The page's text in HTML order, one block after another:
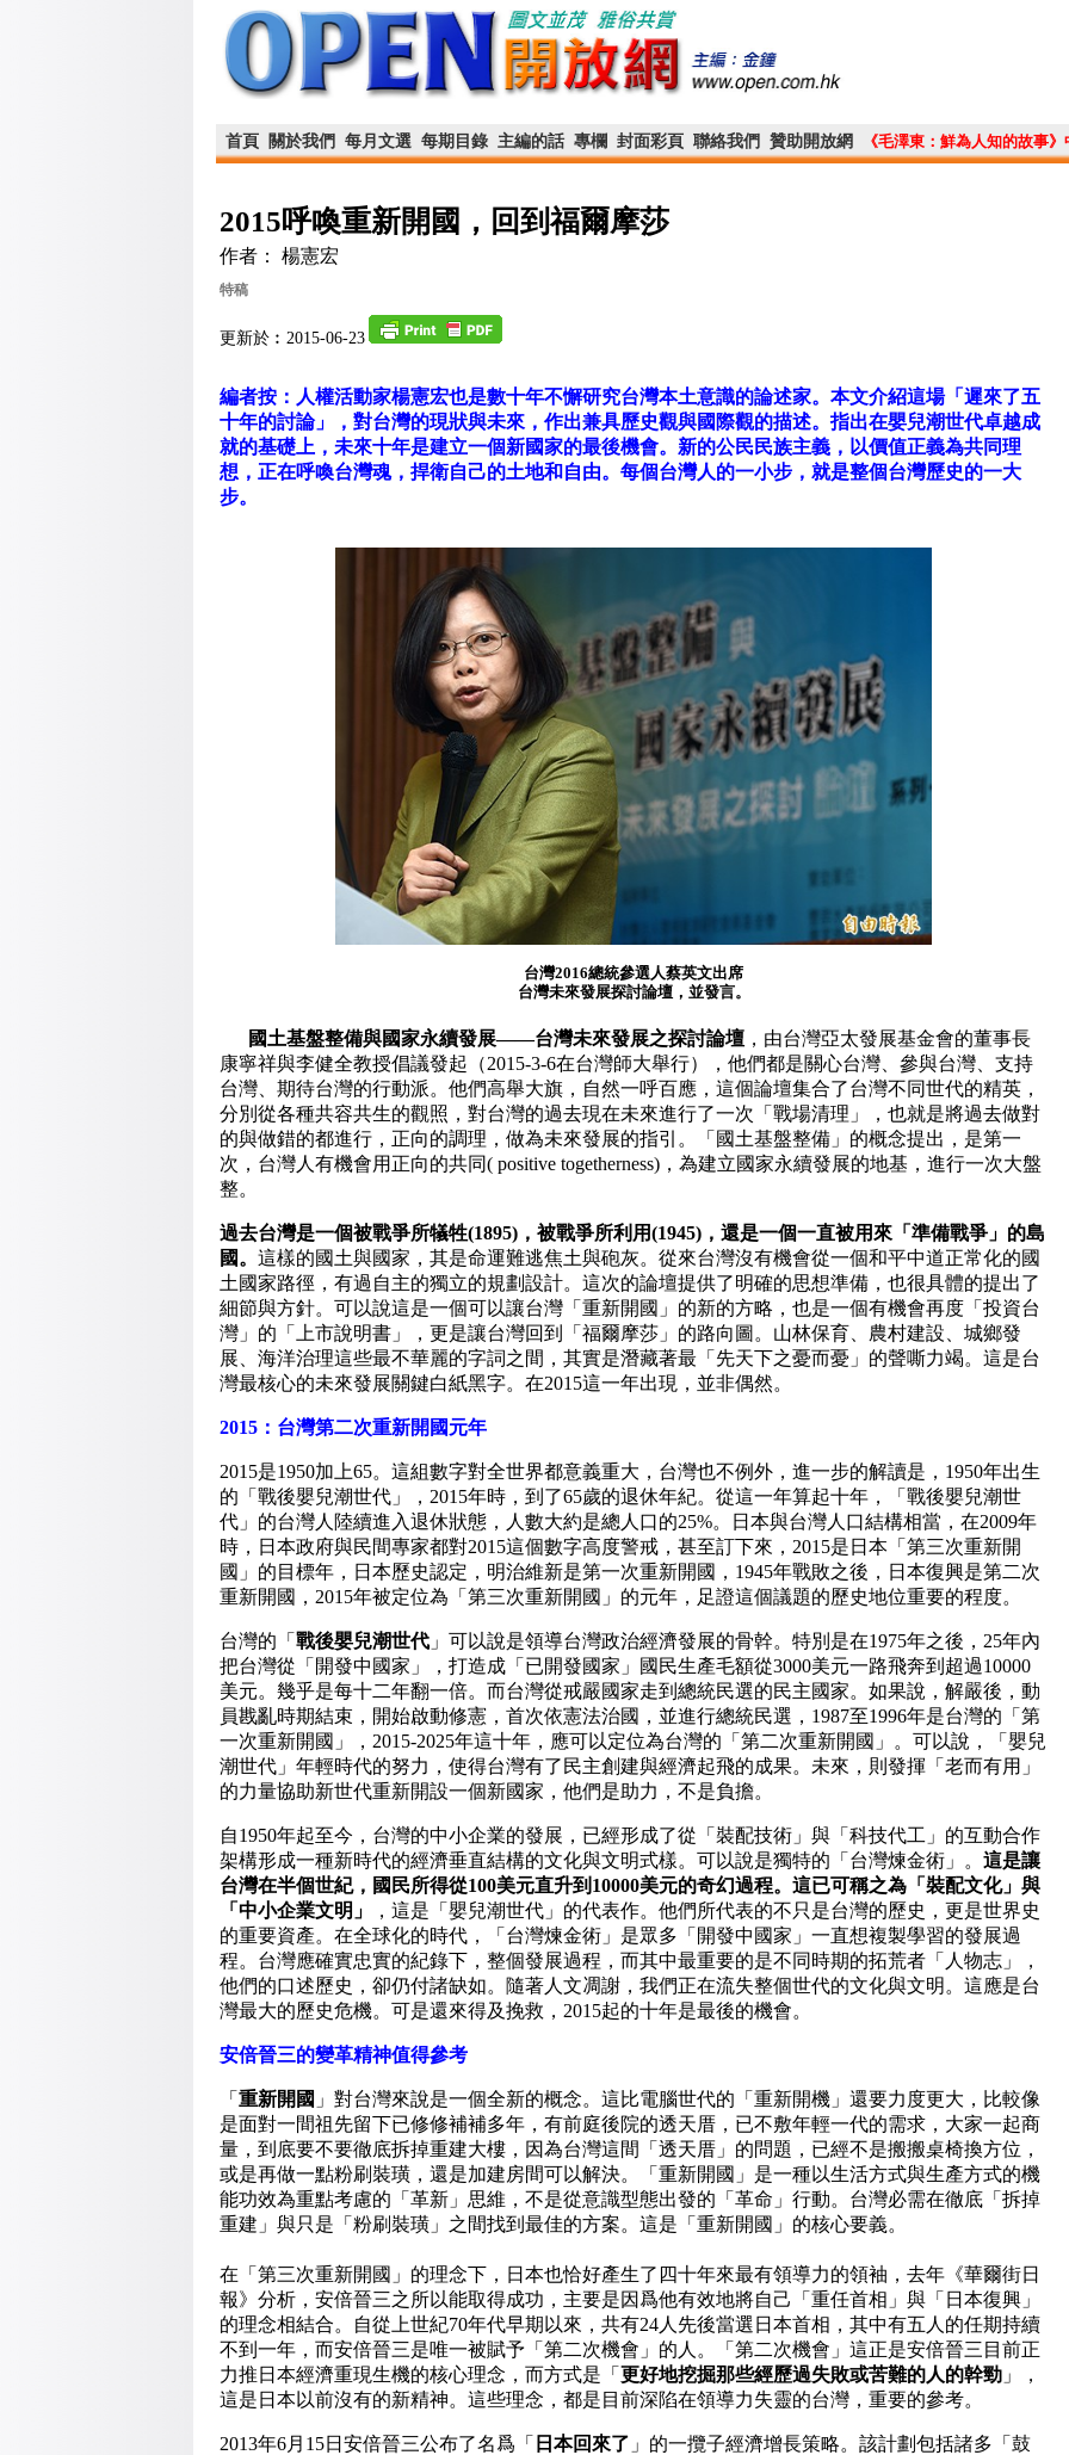
首頁 關於我們 每月文選 每期目錄 主編的話 專欄 封面彩頁 聯絡我們 贊助開放網 《毛澤東：鮮為人知的故事
2015呼喚重新開國，回到福爾摩莎
作者： 楊憲宏
特稿
更新於︰2015-06-23
編者按：人權活動家楊憲宏也是數十年不懈研究台灣本土意識的論述家。本文介紹這場「遲來了五
十年的討論」，對台灣的現狀與未來，作出兼具歷史觀與國際觀的描述。指出在嬰兒潮世代卓越成
就的基礎上，未來十年是建立一個新國家的最後機會。新的公民民族主義，以價值正義為共同理
想，正在呼喚台灣魂，捍衛自己的土地和自由。每個台灣人的一小步，就是整個台灣歷史的一大
步。
台灣2016總統參選人蔡英文出席
台灣未來發展探討論壇，並發言。
國土基盤整備與國家永續發展——台灣未來發展之探討論壇 ，由台灣亞太發展基金會的董事長
康寧祥與李健全教授倡議發起（2015-3-6在台灣師大舉行），他們都是關心台灣、參與台灣、支持
台灣、期待台灣的行動派。他們高舉大旗，自然一呼百應，這個論壇集合了台灣不同世代的精英，
分別從各種共容共生的觀照，對台灣的過去現在未來進行了一次「戰場清理」，也就是將過去做對
的與做錯的都進行，正向的調理，做為未來發展的指引。「國土基盤整備」的概念提出，是第一
次，台灣人有機會用正向的共同( positive togetherness)，為建立國家永續發展的地基，進行一次大盤
整。
過去台灣是一個被戰爭所犠牲(1895) ，被戰爭所利用(1945) ，還是一個一直被用來「準備戰爭」的島
國。 這樣的國土與國家，其是命運難逃焦土與砲灰。從來台灣沒有機會從一個和平中道正常化的國
土國家路徑，有過自主的獨立的規劃設計。這次的論壇提供了明確的思想準備，也很具體的提出了
細節與方針。可以說這是一個可以讓台灣「重新開國」的新的方略，也是一個有機會再度「投資台
灣」的「上市說明書」，更是讓台灣回到「福爾摩莎」的路向圖。山林保育、農村建設、城鄉發
展、海洋治理這些最不華麗的字詞之間，其實是潛藏著最「先天下之憂而憂」的聲嘶力竭。這是台
灣最核心的未來發展關鍵白紙黑字。在2015這一年出現，並非偶然。
2015 ：台灣第二次重新開國元年
2015是1950加上65。這組數字對全世界都意義重大，台灣也不例外，進一步的解讀是，1950年出生
的「戰後嬰兒潮世代」，2015年時，到了65歲的退休年紀。從這一年算起十年，「戰後嬰兒潮世
代」的台灣人陸續進入退休狀態，人數大約是總人口的25%。日本與台灣人口結構相當，在2009年
時，日本政府與民間專家都對2015這個數字高度警戒，甚至訂下來，2015是日本「第三次重新開
國」的目標年，日本歷史認定，明治維新是第一次重新開國，1945年戰敗之後，日本復興是第二次
重新開國，2015年被定位為「第三次重新開國」的元年，足證這個議題的歷史地位重要的程度。
台灣的「 戰後嬰兒潮世代 」可以說是領導台灣政治經濟發展的骨幹。特別是在1975年之後，25年內
把台灣從「開發中國家」，打造成「已開發國家」國民生產毛額從3000美元一路飛奔到超過10000
美元。幾乎是每十二年翻一倍。而台灣從戒嚴國家走到總統民選的民主國家。如果說，解嚴後，動
員戡亂時期結束，開始啟動修憲，首次依憲法治國，並進行總統民選，1987至1996年是台灣的「第
一次重新開國」，2015-2025年這十年，應可以定位為台灣的「第二次重新開國」。可以說，「嬰兒
潮世代」年輕時代的努力，使得台灣有了民主創建與經濟起飛的成果。未來，則發揮「老而有用」
的力量協助新世代重新開設一個新國家，他們是助力，不是負擔。
自1950年起至今，台灣的中小企業的發展，已經形成了從「裝配技術」與「科技代工」的互動合作
架構形成一種新時代的經濟垂直結構的文化與文明式樣。可以說是獨特的「台灣煉金術」。 這是讓
台灣在半個世紀，國民所得從100美元直升到 10000美元的奇幻過程。這已可稱之為「裝配文化」與
「中小企業文明」
，這是「嬰兒潮世代」的代表作。他們所代表的不只是台灣的歷史，更是世界史
的重要資產。在全球化的時代，「台灣煉金術」是眾多「開發中國家」一直想複製學習的發展過
程。台灣應確實忠實的紀錄下，整個發展過程，而其中最重要的是不同時期的拓荒者「人物志」，
他們的口述歷史，卻仍付諸缺如。隨著人文凋謝，我們正在流失整個世代的文化與文明。這應是台
灣最大的歷史危機。可是還來得及挽救，2015起的十年是最後的機會。
安倍晉三的變革精神值得參考
「 重新開國 」對台灣來說是一個全新的概念。這比電腦世代的「重新開機」還要力度更大，比較像
是面對一間祖先留下已修修補補多年，有前庭後院的透天厝，已不敷年輕一代的需求，大家一起商
量，到底要不要徹底拆掉重建大樓，因為台灣這間「透天厝」的問題，已經不是搬搬桌椅換方位，
或是再做一點粉刷裝璜，還是加建房間可以解決。「重新開國」是一種以生活方式與生產方式的機
能功效為重點考慮的「革新」思維，不是從意識型態出發的「革命」行動。台灣必需在徹底「拆掉
重建」與只是「粉刷裝璜」之間找到最佳的方案。這是「重新開國」的核心要義。
在「第三次重新開國」的理念下，日本也恰好產生了四十年來最有領導力的領袖，去年《華爾街日
報》分析，安倍晉三之所以能取得成功，主要是因爲他有效地將自己「重任首相」與「日本復興」
的理念相結合。自從上世紀70年代早期以來，共有24人先後當選日本首相，其中有五人的任期持續
不到一年，而安倍晉三是唯一被賦予「第二次機會」的人。「第二次機會」這正是安倍晉三目前正
力推日本經濟重現生機的核心理念，而方式是「 更好地挖掘那些經歷過失敗或苦難的人的幹勁 」，
這是日本以前沒有的新精神。這些理念，都是目前深陷在領導力失靈的台灣，重要的參考。
2013年6月15日安倍晉三公布了名爲「 日本回來了 」的一攬子經濟增長策略。該計劃包括諸多「鼓